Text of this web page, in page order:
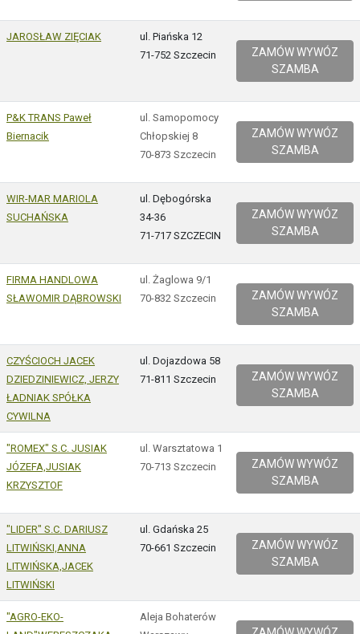
JAROSŁAW ZIĘCIAK
ul. Piańska 12
71-752 Szczecin
ZAMÓW WYWÓZ
SZAMBA
P&K TRANS Paweł
Biernacik
ul. Samopomocy
Chłopskiej 8
70-873 Szczecin
ZAMÓW WYWÓZ
SZAMBA
WIR-MAR MARIOLA
SUCHAŃSKA
ul. Dębogórska
34-36
71-717 SZCZECIN
ZAMÓW WYWÓZ
SZAMBA
FIRMA HANDLOWA
SŁAWOMIR DĄBROWSKI
ul. Żaglowa 9/1
70-832 Szczecin
ZAMÓW WYWÓZ
SZAMBA
CZYŚCIOCH JACEK
DZIEDZINIEWICZ, JERZY
ŁADNIAK SPÓŁKA
CYWILNA
ul. Dojazdowa 58
71-811 Szczecin
ZAMÓW WYWÓZ
SZAMBA
"ROMEX" S.C. JUSIAK
JÓZEFA,JUSIAK
KRZYSZTOF
ul. Warsztatowa 1
70-713 Szczecin
ZAMÓW WYWÓZ
SZAMBA
"LIDER" S.C. DARIUSZ
LITWIŃSKI,ANNA
LITWIŃSKA,JACEK
LITWIŃSKI
ul. Gdańska 25
70-661 Szczecin
ZAMÓW WYWÓZ
SZAMBA
"AGRO-EKO-
Aleja Bohaterów